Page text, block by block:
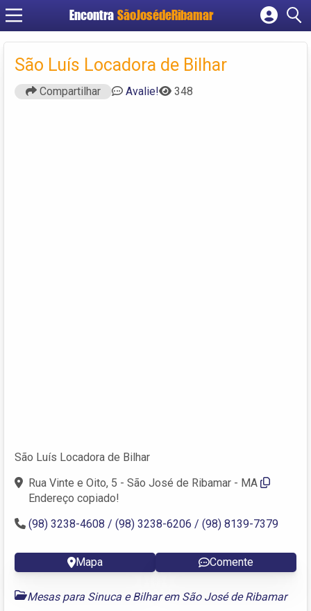
Encontra SãoJosédeRibamar
Cadastrar empresa
Criar conta
São Luís Locadora de Bilhar
Compartilhar Avalie! 348
São Luís Locadora de Bilhar
Rua Vinte e Oito, 5 - São José de Ribamar - MA
Endereço copiado!
(98) 3238-4608 / (98) 3238-6206 / (98) 8139-7379
Mapa Comente
Mesas para Sinuca e Bilhar em São José de Ribamar